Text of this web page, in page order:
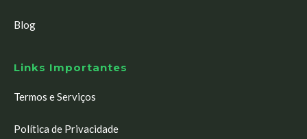
Blog
Links Importantes
Termos e Serviços
Política de Privacidade